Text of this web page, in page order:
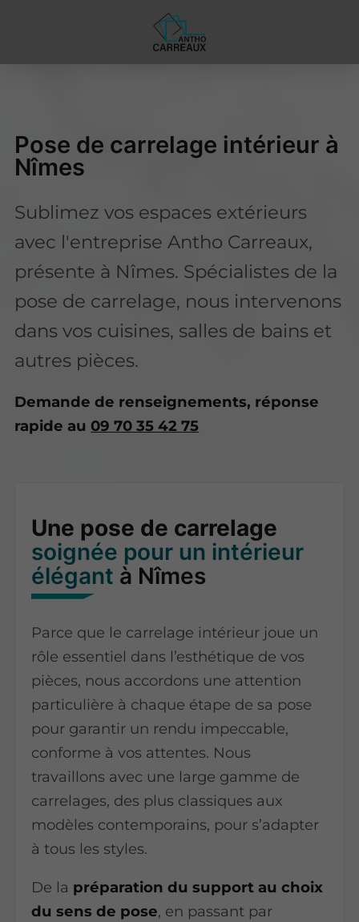
Pose de carrelage intérieur à
Nîmes
Sublimez vos espaces extérieurs
avec l'entreprise Antho Carreaux,
présente à Nîmes. Spécialistes de la
pose de carrelage, nous intervenons
dans vos cuisines, salles de bains et
autres pièces.
Demande de renseignements, réponse
rapide au 09 70 35 42 75
Une pose de carrelage
soignée pour un intérieur
élégant à Nîmes
Parce que le carrelage intérieur joue un
rôle essentiel dans l’esthétique de vos
pièces, nous accordons une attention
particulière à chaque étape de sa pose
pour garantir un rendu impeccable,
conforme à vos attentes. Nous
travaillons avec une large gamme de
carrelages, des plus classiques aux
modèles contemporains, pour s’adapter
à tous les styles.
De la préparation du support au choix
du sens de pose, en passant par